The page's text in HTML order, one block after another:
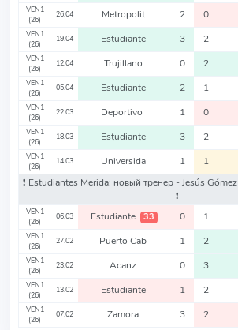
VEN1
(26)
26.04 Metropolit 2 0
VEN1
(26)
19.04 Estudiante 3 2
VEN1
(26)
12.04 Trujillano 0 2
VEN1
(26)
05.04 Estudiante 2 1
VEN1
(26)
22.03 Deportivo 1 0
VEN1
(26)
18.03 Estudiante 3 2
VEN1
(26)
14.03 Universida 1 1
❗️ Estudiantes Merida: новый тренер - Jesús Gómez
❗️
VEN1
(26)
06.03 Estudiante 33 0 1
VEN1
(26)
27.02 Puerto Cab 1 2
VEN1
(26)
23.02 Acanz 0 3
VEN1
(26)
13.02 Estudiante 1 2
VEN1
(26)
07.02 Zamora 3 2